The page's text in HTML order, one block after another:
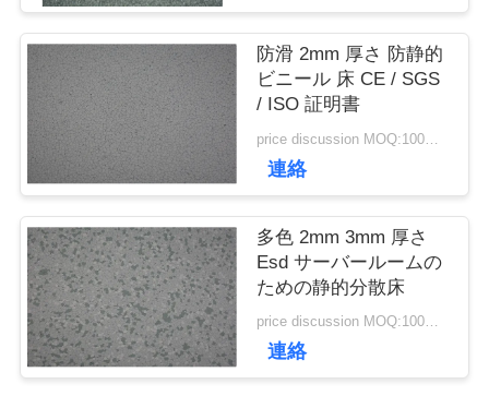
ツ
品
質
管
理
防滑 2mm 厚さ 防静的
ビニール 床 CE / SGS
/ ISO 証明書
price discussion MOQ:100平方メートル
連絡
多色 2mm 3mm 厚さ
Esd サーバールームの
ための静的分散床
price discussion MOQ:100平方メートル
連絡